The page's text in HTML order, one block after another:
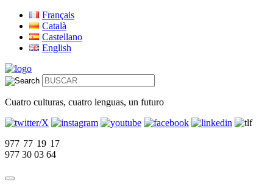
Français
Català
Castellano
English
Cuatro culturas, cuatro lenguas, un futuro
977 77 19 17
977 30 03 64